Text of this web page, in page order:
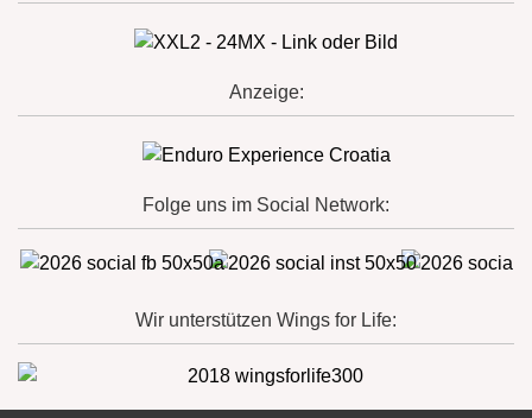
Anzeige:
Folge uns im Social Network:
Wir unterstützen Wings for Life: